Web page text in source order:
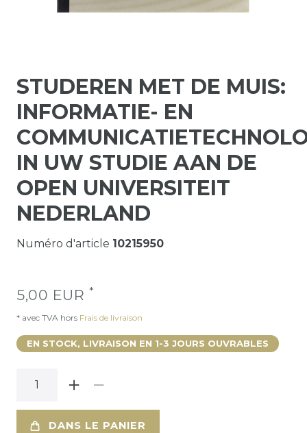
STUDEREN MET DE MUIS:
INFORMATIE- EN
IN UW STUDIE AAN DE
OPEN UNIVERSITEIT
NEDERLAND
Numéro d'article 10215950
5,00 EUR *
* avec TVA hors Frais de livraison
EN STOCK, LIVRAISON EN 1-3 JOURS OUVRABLES
DANS LE PANIER